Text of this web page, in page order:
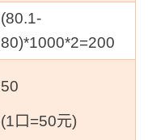
(80.1-
80)*1000*2=200
50
(1口=50元)